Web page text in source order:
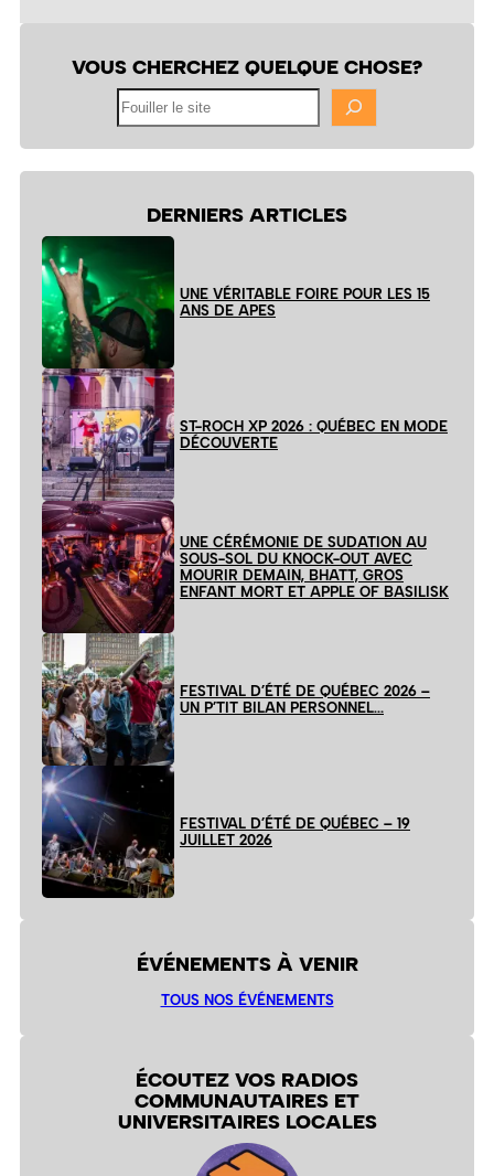
VOUS CHERCHEZ QUELQUE CHOSE?
DERNIERS ARTICLES
UNE VÉRITABLE FOIRE POUR LES 15
ANS DE APES
ST-ROCH XP 2026 : QUÉBEC EN MODE
DÉCOUVERTE
UNE CÉRÉMONIE DE SUDATION AU
SOUS-SOL DU KNOCK-OUT AVEC
MOURIR DEMAIN, BHATT, GROS
ENFANT MORT ET APPLE OF BASILISK
FESTIVAL D’ÉTÉ DE QUÉBEC 2026 –
UN P’TIT BILAN PERSONNEL…
FESTIVAL D’ÉTÉ DE QUÉBEC – 19
JUILLET 2026
ÉVÉNEMENTS À VENIR
TOUS NOS ÉVÉNEMENTS
ÉCOUTEZ VOS RADIOS
COMMUNAUTAIRES ET
UNIVERSITAIRES LOCALES